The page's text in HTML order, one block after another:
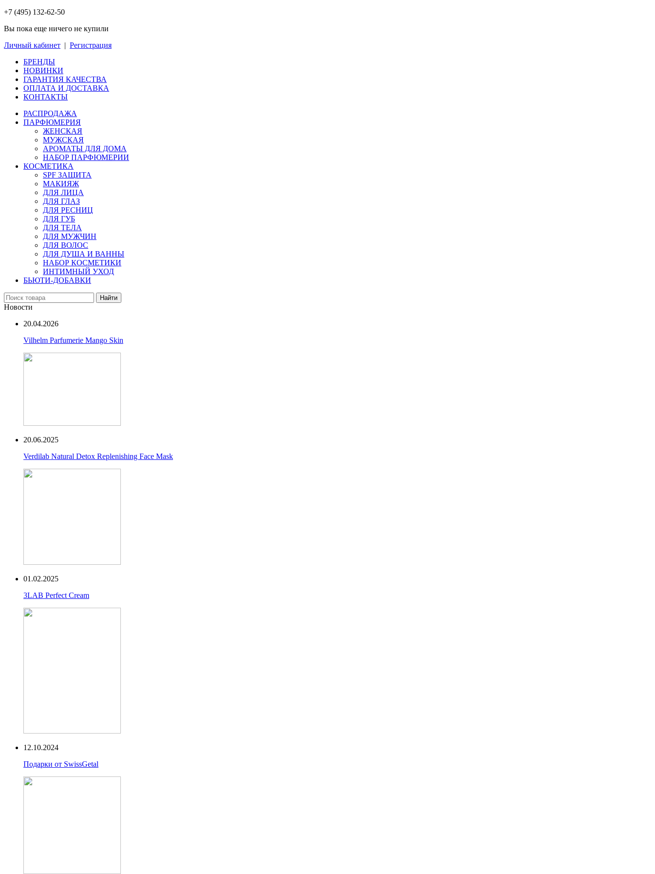
+7 (495) 132-62-50
Вы пока еще ничего не купили
Личный кабинет | Регистрация
БРЕНДЫ
НОВИНКИ
ГАРАНТИЯ КАЧЕСТВА
ОПЛАТА И ДОСТАВКА
КОНТАКТЫ
РАСПРОДАЖА
ПАРФЮМЕРИЯ
ЖЕНСКАЯ
МУЖСКАЯ
АРОМАТЫ ДЛЯ ДОМА
НАБОР ПАРФЮМЕРИИ
КОСМЕТИКА
SPF ЗАЩИТА
МАКИЯЖ
ДЛЯ ЛИЦА
ДЛЯ ГЛАЗ
ДЛЯ РЕСНИЦ
ДЛЯ ГУБ
ДЛЯ ТЕЛА
ДЛЯ МУЖЧИН
ДЛЯ ВОЛОС
ДЛЯ ДУША И ВАННЫ
НАБОР КОСМЕТИКИ
ИНТИМНЫЙ УХОД
БЬЮТИ-ДОБАВКИ
Найти
Новости
20.04.2026
Vilhelm Parfumerie Mango Skin
20.06.2025
Verdilab Natural Detox Replenishing Face Mask
01.02.2025
3LAB Perfect Cream
12.10.2024
Подарки от SwissGetal